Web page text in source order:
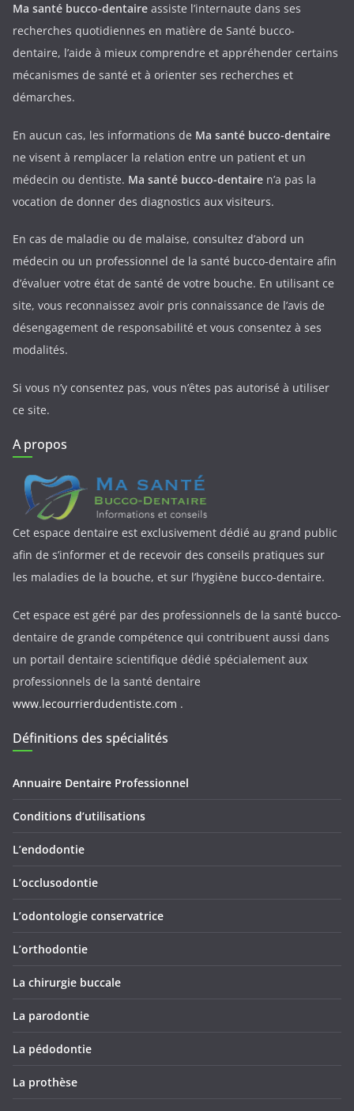
Ma santé bucco-dentaire assiste l’internaute dans ses
recherches quotidiennes en matière de Santé bucco-
dentaire, l’aide à mieux comprendre et appréhender certains
mécanismes de santé et à orienter ses recherches et
démarches.
En aucun cas, les informations de Ma santé bucco-dentaire
ne visent à remplacer la relation entre un patient et un
médecin ou dentiste. Ma santé bucco-dentaire n’a pas la
vocation de donner des diagnostics aux visiteurs.
En cas de maladie ou de malaise, consultez d’abord un
médecin ou un professionnel de la santé bucco-dentaire afin
d’évaluer votre état de santé de votre bouche. En utilisant ce
site, vous reconnaissez avoir pris connaissance de l’avis de
désengagement de responsabilité et vous consentez à ses
modalités.
Si vous n’y consentez pas, vous n’êtes pas autorisé à utiliser
ce site.
A propos
Cet espace dentaire est exclusivement dédié au grand public
afin de s’informer et de recevoir des conseils pratiques sur
les maladies de la bouche, et sur l’hygiène bucco-dentaire.
Cet espace est géré par des professionnels de la santé bucco-
dentaire de grande compétence qui contribuent aussi dans
un portail dentaire scientifique dédié spécialement aux
professionnels de la santé dentaire
www.lecourrierdudentiste.com .
Définitions des spécialités
Annuaire Dentaire Professionnel
Conditions d’utilisations
L’endodontie
L’occlusodontie
L’odontologie conservatrice
L’orthodontie
La chirurgie buccale
La parodontie
La pédodontie
La prothèse